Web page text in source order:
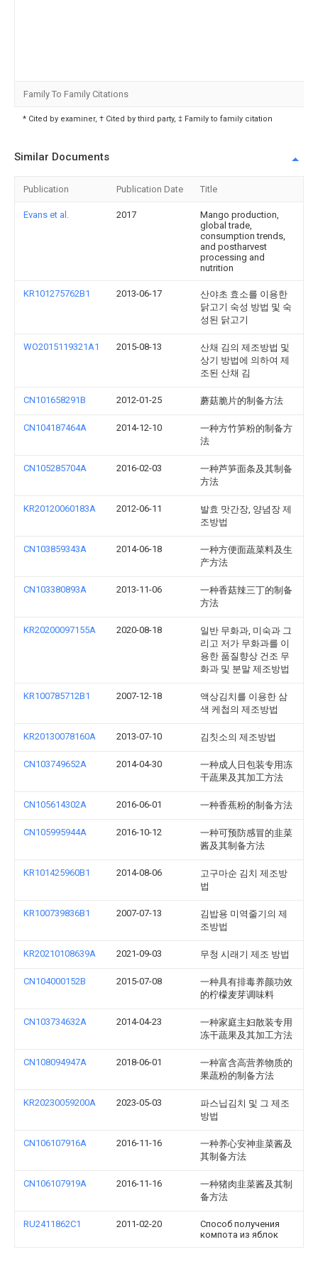
Family To Family Citations
* Cited by examiner, † Cited by third party, ‡ Family to family citation
Similar Documents
Publication Publication Date Title
Evans et al. 2017
Mango production,
global trade,
consumption trends,
and postharvest
processing and
nutrition
KR101275762B1 2013-06-17
산야초 효소를 이용한
닭고기 숙성 방법 및 숙
성된 닭고기
WO2015119321A1 2015-08-13
산채 김의 제조방법 및
상기 방법에 의하여 제
조된 산채 김
CN101658291B 2012-01-25 蘑菇脆片的制备方法
CN104187464A 2014-12-10
一种方竹笋粉的制备方
法
CN105285704A 2016-02-03
一种芦笋面条及其制备
方法
KR20120060183A 2012-06-11
발효 맛간장, 양념장 제
조방법
CN103859343A 2014-06-18
一种方便面蔬菜料及生
产方法
CN103380893A 2013-11-06
一种香菇辣三丁的制备
方法
KR20200097155A 2020-08-18
일반 무화과, 미숙과 그
리고 저가 무화과를 이
용한 품질향상 건조 무
화과 및 분말 제조방법
KR100785712B1 2007-12-18
액상김치를 이용한 삼
색 케첩의 제조방법
KR20130078160A 2013-07-10 김칫소의 제조방법
CN103749652A 2014-04-30
一种成人日包装专用冻
干蔬果及其加工方法
CN105614302A 2016-06-01 一种香蕉粉的制备方法
CN105995944A 2016-10-12
一种可预防感冒的韭菜
酱及其制备方法
KR101425960B1 2014-08-06
고구마순 김치 제조방
법
KR100739836B1 2007-07-13
김밥용 미역줄기의 제
조방법
KR20210108639A 2021-09-03 무청 시래기 제조 방법
CN104000152B 2015-07-08
一种具有排毒养颜功效
的柠檬麦芽调味料
CN103734632A 2014-04-23
一种家庭主妇散装专用
冻干蔬果及其加工方法
CN108094947A 2018-06-01
一种富含高营养物质的
果蔬粉的制备方法
KR20230059200A 2023-05-03
파스닙김치 및 그 제조
방법
CN106107916A 2016-11-16
一种养心安神韭菜酱及
其制备方法
CN106107919A 2016-11-16
一种猪肉韭菜酱及其制
备方法
RU2411862C1 2011-02-20
Способ получения
компота из яблок